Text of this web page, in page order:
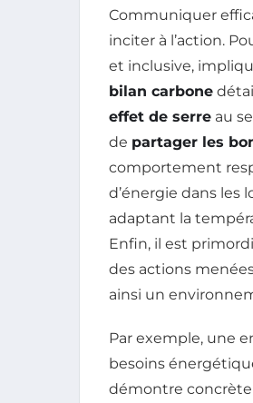
Communiquer
inciter à l’action.
et inclusive,
bilan carbone
effet de serre au
de partager les
comportement
d’énergie dans les
adaptant la
Enfin, il est
des actions
ainsi un
Par exemple, une
besoins
démontre